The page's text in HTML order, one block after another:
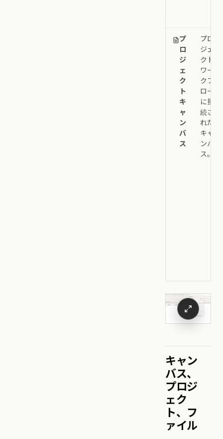
プ
ロ
ジ
ェ
ク
ト
キ
ャ
ン
バ
ス
プロ
ジェ
クト
ワー
クフ
ロー
に接
続さ
れた
キャ
ンバ
ス。
キャン
バス、
プロジ
ェク
ト、フ
ァイル